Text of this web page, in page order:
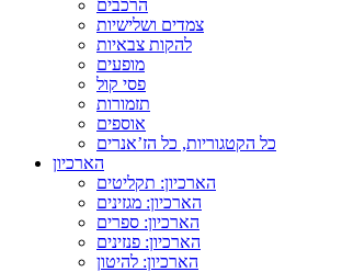
הרכבים
צמדים ושלישיות
להקות צבאיות
מופעים
פסי קול
תזמורות
אוספים
כל הקטגוריות, כל הז’אנרים
הארכיון
הארכיון: תקליטים
הארכיון: מגזינים
הארכיון: ספרים
הארכיון: פנזינים
הארכיון: להיטון